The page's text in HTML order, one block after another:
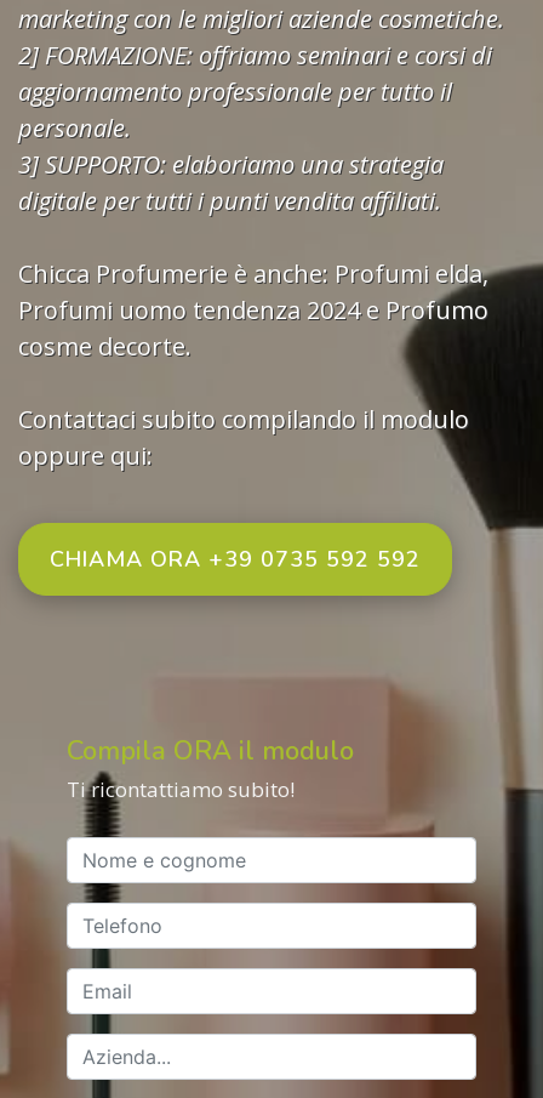
marketing con le migliori aziende cosmetiche.
2] FORMAZIONE: offriamo seminari e corsi di
aggiornamento professionale per tutto il
personale.
3] SUPPORTO: elaboriamo una strategia
digitale per tutti i punti vendita affiliati.
Chicca Profumerie è anche: Profumi elda,
Profumi uomo tendenza 2024e Profumo
cosme decorte.
Contattaci subito compilando il modulo
oppure qui:
CHIAMA ORA +39 0735 592 592
Compila ORA il modulo
Ti ricontattiamo subito!